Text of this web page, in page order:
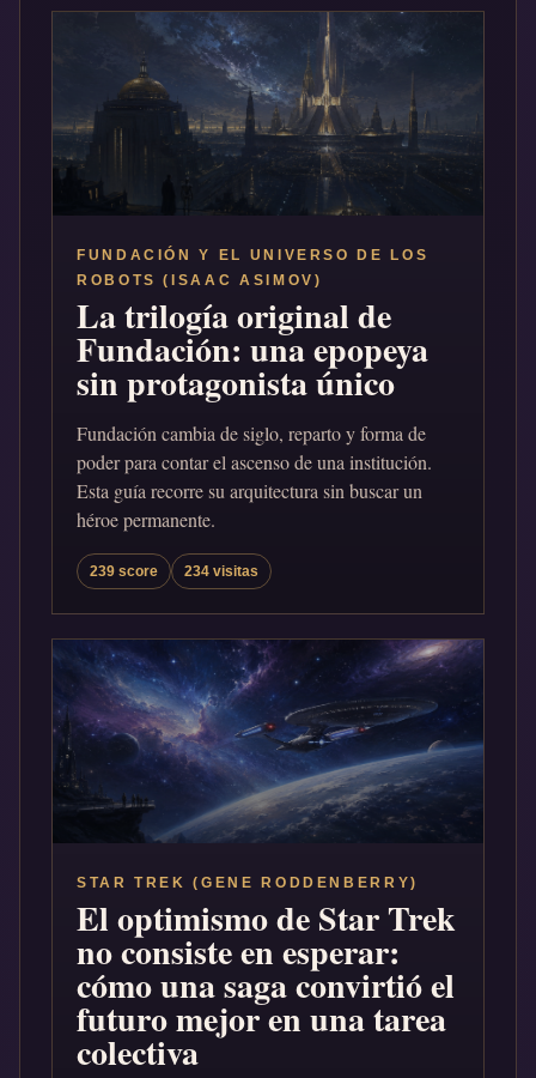
FUNDACIÓN Y EL UNIVERSO DE LOS
ROBOTS (ISAAC ASIMOV)
La trilogía original de
Fundación: una epopeya
sin protagonista único
Fundación cambia de siglo, reparto y forma de
poder para contar el ascenso de una institución.
Esta guía recorre su arquitectura sin buscar un
héroe permanente.
239 score 234 visitas
STAR TREK (GENE RODDENBERRY)
El optimismo de Star Trek
no consiste en esperar:
cómo una saga convirtió el
futuro mejor en una tarea
colectiva